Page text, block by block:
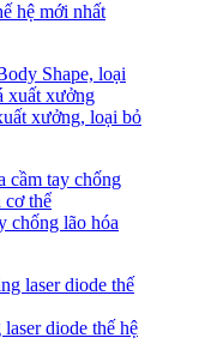
hệ mới nhất
xưởng, loại bỏ
chống lão hóa
diode thế hệ